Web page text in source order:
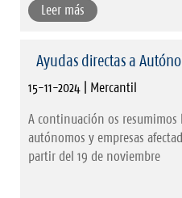
Leer más
Ayudas directas a
15-11-2024 | Mercantil
A continuación os resumimos
autónomos y empresas
partir del 19 de noviembre